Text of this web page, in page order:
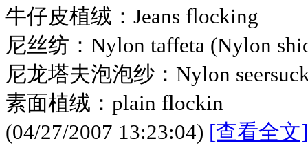
牛仔皮植绒：Jeans flocking
尼丝纺：Nylon taffeta (Nylon
尼龙塔夫泡泡纱：Nylon
素面植绒：plain flockin
(04/27/2007 13:23:04) [查看全文]